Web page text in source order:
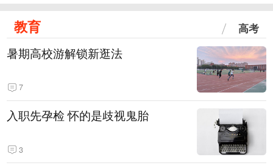
教育 高考
暑期高校游解锁新逛法
7
入职先孕检 怀的是歧视鬼胎
3